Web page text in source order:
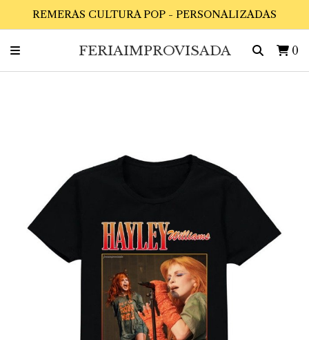
REMERAS CULTURA POP - PERSONALIZADAS
FERIAIMPROVISADA 0